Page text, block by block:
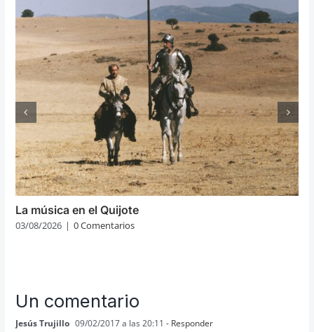
La música en el Quijote
03/08/2026 | 0 Comentarios
Un comentario
Jesús Trujillo 09/02/2017 a las 20:11 - Responder